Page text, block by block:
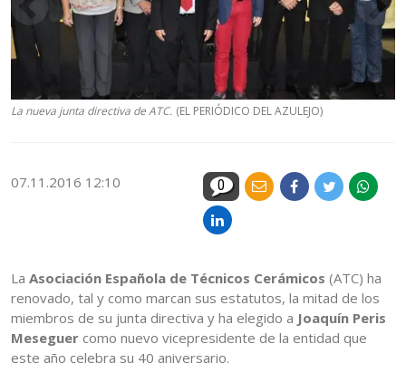
La nueva junta directiva de ATC. (EL PERIÓDICO DEL AZULEJO)
07.11.2016 12:10 0
La Asociación Española de Técnicos Cerámicos (ATC) ha
renovado, tal y como marcan sus estatutos, la mitad de los
miembros de su junta directiva y ha elegido a Joaquín Peris
Meseguer como nuevo vicepresidente de la entidad que
este año celebra su 40 aniversario.